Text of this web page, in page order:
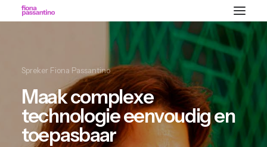
Over
Contact
Spreker Fiona Passantino
Maak complexe
technologie eenvoudig en
toepasbaar